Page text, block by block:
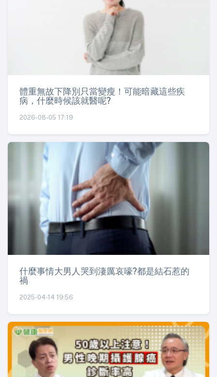
體重無故下降別只當變瘦！可能暗藏這些疾
病，什麼時候該就醫呢?
2026-08-05 17:19
什麼事情大男人哭到淒厲哀嚎?都是結石惹的
禍
2025-04-14 19:56